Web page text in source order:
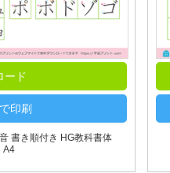
ード
印刷
書き順付き HG教科書体
A4